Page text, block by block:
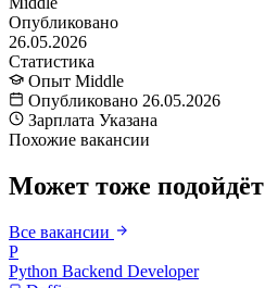
Опубликовано
26.05.2026
Статистика
Опыт Middle
Опубликовано 26.05.2026
Зарплата Указана
Похожие вакансии
Может тоже подойдёт
Все вакансии
P
Python Backend Developer